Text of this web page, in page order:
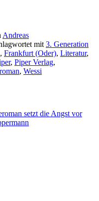
Andreas
mit 3. Generation
, Frankfurt (Oder), Literatur,
, Piper Verlag,
, Wessi
setzt die Angst vor